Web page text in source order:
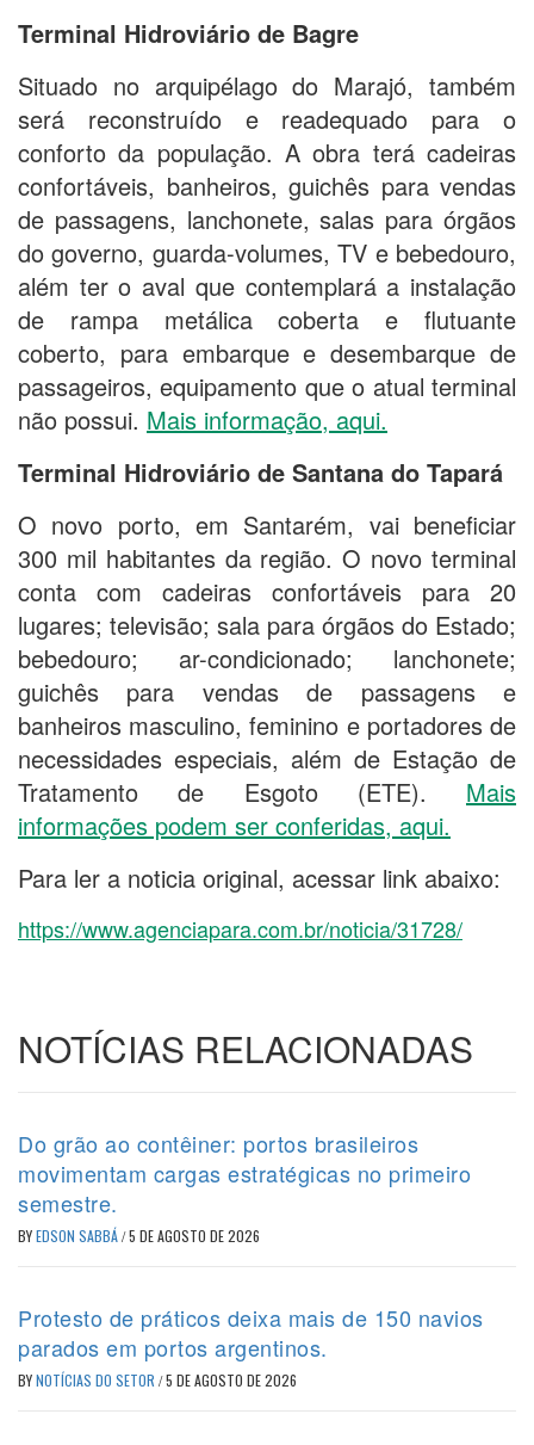
Terminal Hidroviário de Bagre
Situado no arquipélago do Marajó, também
será reconstruído e readequado para o
conforto da população. A obra terá cadeiras
confortáveis, banheiros, guichês para vendas
de passagens, lanchonete, salas para órgãos
do governo, guarda-volumes, TV e bebedouro,
além ter o aval que contemplará a instalação
de rampa metálica coberta e flutuante
coberto, para embarque e desembarque de
passageiros, equipamento que o atual terminal
não possui. Mais informação, aqui.
Terminal Hidroviário de Santana do Tapará
O novo porto, em Santarém, vai beneficiar
300 mil habitantes da região. O novo terminal
conta com cadeiras confortáveis para 20
lugares; televisão; sala para órgãos do Estado;
bebedouro; ar-condicionado; lanchonete;
guichês para vendas de passagens e
banheiros masculino, feminino e portadores de
necessidades especiais, além de Estação de
Tratamento de Esgoto (ETE). Mais
informações podem ser conferidas, aqui.
Para ler a noticia original, acessar link abaixo:
https://www.agenciapara.com.br/noticia/31728/
NOTÍCIAS RELACIONADAS
Do grão ao contêiner: portos brasileiros
movimentam cargas estratégicas no primeiro
semestre.
BYEDSON SABBÁ/5 DE AGOSTO DE 2026
Protesto de práticos deixa mais de 150 navios
parados em portos argentinos.
BYNOTÍCIAS DO SETOR /5 DE AGOSTO DE 2026